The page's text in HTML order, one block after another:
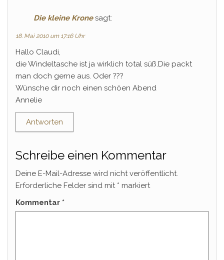
Die kleine Krone sagt:
18. Mai 2010 um 17:16 Uhr
Hallo Claudi,
die Windeltasche ist ja wirklich total süß.Die packt
man doch gerne aus. Oder ???
Wünsche dir noch einen schöen Abend
Annelie
Antworten
Schreibe einen Kommentar
Deine E-Mail-Adresse wird nicht veröffentlicht.
Erforderliche Felder sind mit * markiert
Kommentar *